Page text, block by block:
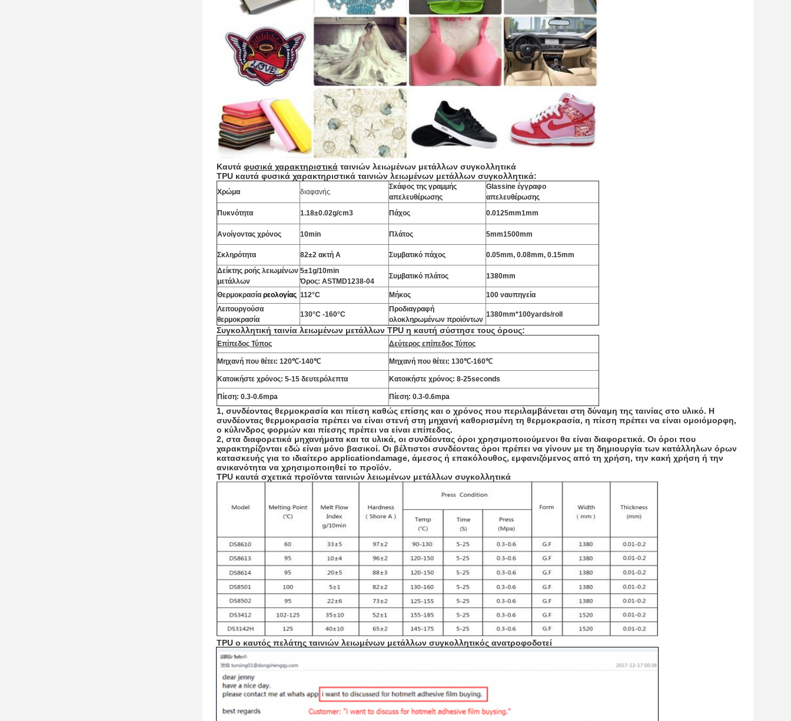
Καυτά φυσικά χαρακτηριστικά ταινιών λειωμένων μετάλλων συγκολλητικά
TPU καυτά φυσικά χαρακτηριστικά ταινιών λειωμένων μετάλλων συγκολλητικά:
Χρώμα διαφανής
Σκάφος της γραμμής
απελευθέρωσης
Glassine έγγραφο
απελευθέρωσης
Πυκνότητα
1.18±0.02g/cm3 Πάχος 0.0125mm1mm
Ανοίγοντας χρόνος 10min Πλάτος 5mm1500mm
Σκληρότητα 82±2 ακτή Α Συμβατικό πάχος
0.05mm, 0.08mm, 0.15mm
Δείκτης ροής λειωμένων
μετάλλων
5±1g/10min
Όρος: ASTMD1238-04
Συμβατικό πλάτος 1380mm
Θερμοκρασία ρεολογίας 112°C Μήκος
100 ναυπηγεία
Λειτουργούσα
θερμοκρασία
130°C -160°C
Προδιαγραφή
ολοκληρωμένων προϊόντων
1380mm*100yards/roll
Συγκολλητική ταινία λειωμένων μετάλλων TPU η καυτή σύστησε τους όρους:
Επίπεδος Τύπος Δεύτερος επίπεδος Τύπος
Μηχανή που θέτει: 120℃-140℃ Μηχανή που θέτει: 130℃-160℃
Κατοικήστε χρόνος: 5-15 δευτερόλεπτα Κατοικήστε χρόνος: 8-25seconds
Πίεση: 0.3-0.6mpa Πίεση: 0.3-0.6mpa
1, συνδέοντας θερμοκρασία και πίεση καθώς επίσης και ο χρόνος που περιλαμβάνεται στη δύναμη της ταινίας στο υλικό. Η
συνδέοντας θερμοκρασία πρέπει να είναι στενή στη μηχανή καθορισμένη τη θερμοκρασία, η πίεση πρέπει να είναι ομοιόμορφη,
ο κύλινδρος φορμών και πίεσης πρέπει να είναι επίπεδος.
2, στα διαφορετικά μηχανήματα και τα υλικά, οι συνδέοντας όροι χρησιμοποιούμενοι θα είναι διαφορετικά. Οι όροι που
χαρακτηρίζονται εδώ είναι μόνο βασικοί. Οι βέλτιστοι συνδέοντας όροι πρέπει να γίνουν με τη δημιουργία των κατάλληλων όρων
κατασκευής για το ιδιαίτερο applicationdamage, άμεσος ή επακόλουθος, εμφανιζόμενος από τη χρήση, την κακή χρήση ή την
ανικανότητα να χρησιμοποιηθεί το προϊόν.
TPU καυτά σχετικά προϊόντα ταινιών λειωμένων μετάλλων συγκολλητικά
TPU ο καυτός πελάτης ταινιών λειωμένων μετάλλων συγκολλητικός ανατροφοδοτεί